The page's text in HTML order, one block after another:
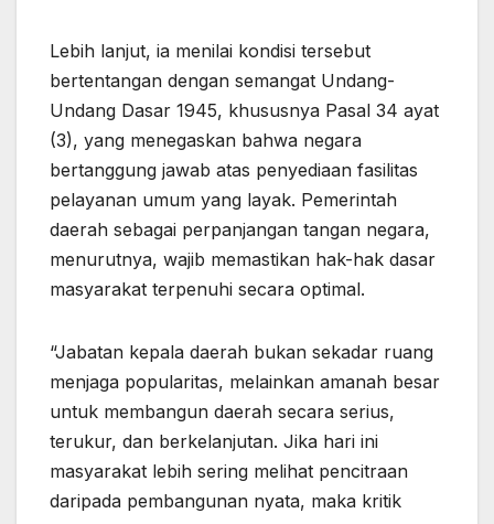
Lebih lanjut, ia menilai kondisi tersebut
bertentangan dengan semangat Undang-
Undang Dasar 1945, khususnya Pasal 34 ayat
(3), yang menegaskan bahwa negara
bertanggung jawab atas penyediaan fasilitas
pelayanan umum yang layak. Pemerintah
daerah sebagai perpanjangan tangan negara,
menurutnya, wajib memastikan hak-hak dasar
masyarakat terpenuhi secara optimal.
“Jabatan kepala daerah bukan sekadar ruang
menjaga popularitas, melainkan amanah besar
untuk membangun daerah secara serius,
terukur, dan berkelanjutan. Jika hari ini
masyarakat lebih sering melihat pencitraan
daripada pembangunan nyata, maka kritik